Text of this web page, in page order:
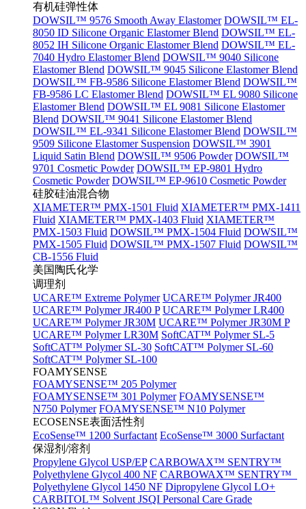
有机硅弹性体
DOWSIL™ 9576 Smooth Away Elastomer DOWSIL™ EL-
8050 ID Silicone Organic Elastomer Blend DOWSIL™ EL-
8052 IH Silicone Organic Elastomer Blend DOWSIL™ EL-
7040 Hydro Elastomer Blend DOWSIL™ 9040 Silicone
Elastomer Blend DOWSIL™ 9045 Silicone Elastomer Blend
DOWSIL™ FB-9586 Silicone Elastomer Blend DOWSIL™
FB-9586 LC Elastomer Blend DOWSIL™ EL 9080 Silicone
Elastomer Blend DOWSIL™ EL 9081 Silicone Elastomer
Blend DOWSIL™ 9041 Silicone Elastomer Blend
DOWSIL™ EL-9341 Silicone Elastomer Blend DOWSIL™
9509 Silicone Elastomer Suspension DOWSIL™ 3901
Liquid Satin Blend DOWSIL™ 9506 Powder DOWSIL™
9701 Cosmetic Powder DOWSIL™ EP-9801 Hydro
Cosmetic Powder DOWSIL™ EP-9610 Cosmetic Powder
硅胶硅油混合物
XIAMETER™ PMX-1501 Fluid XIAMETER™ PMX-1411
Fluid XIAMETER™ PMX-1403 Fluid XIAMETER™
PMX-1503 Fluid DOWSIL™ PMX-1504 Fluid DOWSIL™
PMX-1505 Fluid DOWSIL™ PMX-1507 Fluid DOWSIL™
CB-1556 Fluid
美国陶氏化学
调理剂
UCARE™ Extreme Polymer UCARE™ Polymer JR400
UCARE™ Polymer JR400 P UCARE™ Polymer LR400
UCARE™ Polymer JR30M UCARE™ Polymer JR30M P
UCARE™ Polymer LR30M SoftCAT™ Polymer SL-5
SoftCAT™ Polymer SL-30 SoftCAT™ Polymer SL-60
SoftCAT™ Polymer SL-100
FOAMYSENSE
FOAMYSENSE™ 205 Polymer
FOAMYSENSE™ 301 Polymer FOAMYSENSE™
N750 Polymer FOAMYSENSE™ N10 Polymer
ECOSENSE表面活性剂
EcoSense™ 1200 Surfactant EcoSense™ 3000 Surfactant
保湿剂/溶剂
Propylene Glycol USP/EP CARBOWAX™ SENTRY™
Polyethylene Glycol 400 NF CARBOWAX™ SENTRY™
Polyethylene Glycol 1450 NF Dipropylene Glycol LO+
CARBITOL™ Solvent JSQI Personal Care Grade